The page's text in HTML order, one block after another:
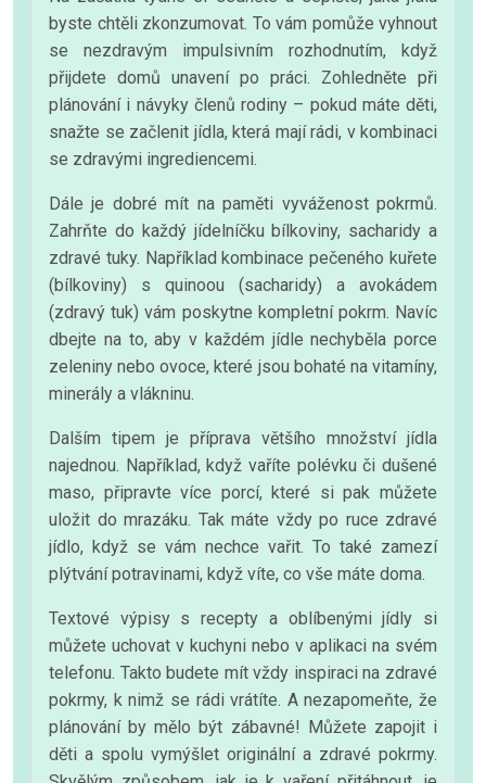
byste chtěli zkonzumovat. To vám pomůže vyhnout
se nezdravým impulsivním rozhodnutím, když
přijdete domů unavení po práci. Zohledněte při
plánování i návyky členů rodiny – pokud máte děti,
snažte se začlenit jídla, která mají rádi, v kombinaci
se zdravými ingrediencemi.
Dále je dobré mít na paměti vyváženost pokrmů.
Zahrňte do každý jídelníčku bílkoviny, sacharidy a
zdravé tuky. Například kombinace pečeného kuřete
(bílkoviny) s quinoou (sacharidy) a avokádem
(zdravý tuk) vám poskytne kompletní pokrm. Navíc
dbejte na to, aby v každém jídle nechyběla porce
zeleniny nebo ovoce, které jsou bohaté na vitamíny,
minerály a vlákninu.
Dalším tipem je příprava většího množství jídla
najednou. Například, když vaříte polévku či dušené
maso, připravte více porcí, které si pak můžete
uložit do mrazáku. Tak máte vždy po ruce zdravé
jídlo, když se vám nechce vařit. To také zamezí
plýtvání potravinami, když víte, co vše máte doma.
Textové výpisy s recepty a oblíbenými jídly si
můžete uchovat v kuchyni nebo v aplikaci na svém
telefonu. Takto budete mít vždy inspiraci na zdravé
pokrmy, k nimž se rádi vrátíte. A nezapomeňte, že
plánování by mělo být zábavné! Můžete zapojit i
děti a spolu vymýšlet originální a zdravé pokrmy.